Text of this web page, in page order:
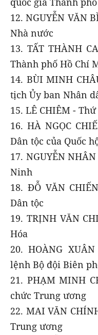
12. NGUYỄN VĂN
Nhà nước
13. TẤT THÀNH
Thành phố Hồ Chí
14. BÙI MINH
tịch Ủy ban Nhân
15. LÊ CHIÊM -
16. HÀ NGỌC
Dân tộc của Quốc
17. NGUYỄN
Ninh
18. ĐỖ VĂN
Dân tộc
19. TRỊNH VĂN
Hóa
20. HOÀNG
lệnh Bộ đội Biên
21. PHẠM MINH
chức Trung ương
22. MAI VĂN
Trung ương